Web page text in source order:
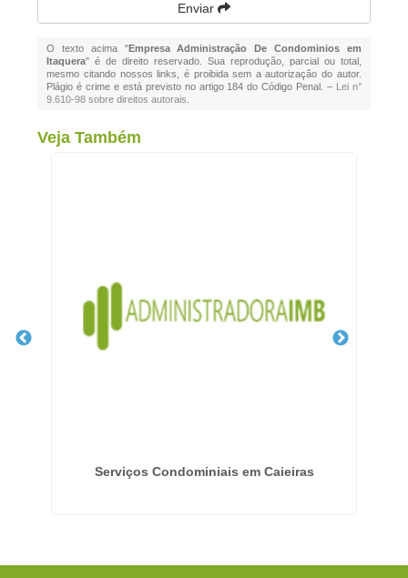
Enviar
O texto acima "Empresa Administração De Condominios em
Itaquera" é de direito reservado. Sua reprodução, parcial ou total,
mesmo citando nossos links, é proibida sem a autorização do autor.
Plágio é crime e está previsto no artigo 184 do Código Penal. – Lei n°
9.610-98 sobre direitos autorais
Veja Também
Serviços Condominiais em Caieiras